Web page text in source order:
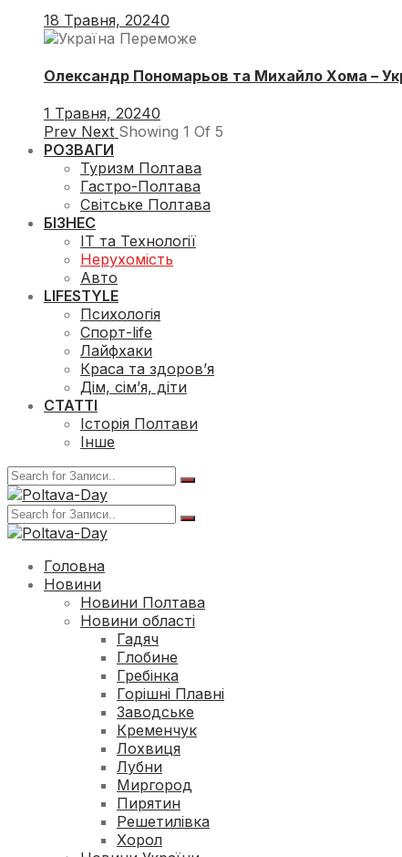
18 Травня, 20240
Олександр Пономарьов та Михайло Хома –
1 Травня, 20240
Prev Next Showing 1 Of 5
РОЗВАГИ
Туризм Полтава
Гастро-Полтава
Світське Полтава
БІЗНЕС
ІТ та Технології
Нерухомість
Авто
LIFESTYLE
Психологія
Спорт-life
Лайфхаки
Краса та здоров’я
Дім, сім’я, діти
СТАТТІ
Історія Полтави
Інше
Головна
Новини
Новини Полтава
Новини області
Гадяч
Глобине
Гребінка
Горішні Плавні
Заводське
Кременчук
Лохвиця
Лубни
Миргород
Пирятин
Решетилівка
Хорол